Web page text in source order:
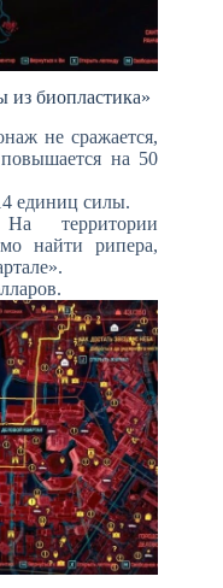
биопластика»
не сражается,
повышается на 50
единиц силы.
территории
найти рипера,